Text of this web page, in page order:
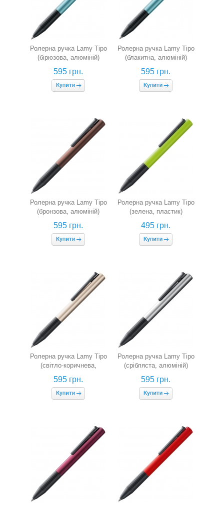
Ролерна ручка Lamy Tipo
(бірюзова, алюміній)
595 грн.
Ролерна ручка Lamy Tipo
(блакитна, алюміній)
595 грн.
Ролерна ручка Lamy Tipo
(бронзова, алюміній)
595 грн.
Ролерна ручка Lamy Tipo
(зелена, пластик)
495 грн.
Ролерна ручка Lamy Tipo
(світло-коричнева,
алюміній)
595 грн.
Ролерна ручка Lamy Tipo
(срібляста, алюміній)
595 грн.